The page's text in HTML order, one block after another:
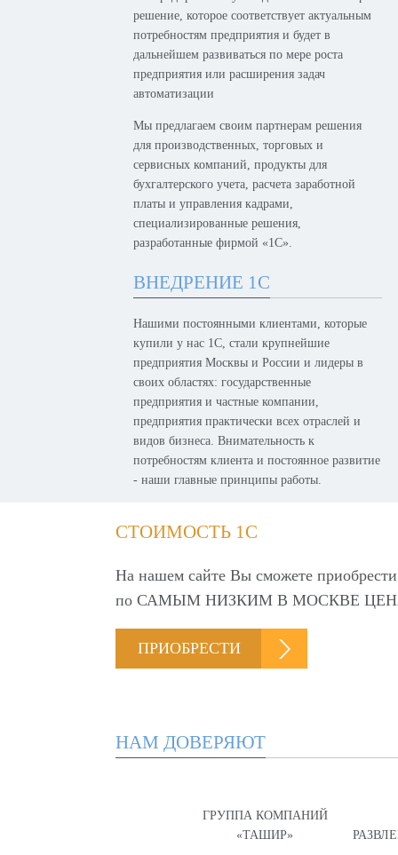
решение, которое соответствует актуальным
потребностям предприятия и будет в
дальнейшем развиваться по мере роста
предприятия или расширения задач
автоматизации
Мы предлагаем своим партнерам решения
для производственных, торговых и
сервисных компаний, продукты для
бухгалтерского учета, расчета заработной
платы и управления кадрами,
специализированные решения,
разработанные фирмой «1С».
ВНЕДРЕНИЕ 1С
Нашими постоянными клиентами, которые
купили у нас 1С, стали крупнейшие
предприятия Москвы и России и лидеры в
своих областях: государственные
предприятия и частные компании,
предприятия практически всех отраслей и
видов бизнеса. Внимательность к
потребностям клиента и постоянное развитие
- наши главные принципы работы.
СТОИМОСТЬ 1С
На нашем сайте Вы сможете
по САМЫМ НИЗКИМ В МОСКВЕ
ПРИОБРЕСТИ
НАМ ДОВЕРЯЮТ
ГРУППА КОМПАНИЙ
«ТАШИР»